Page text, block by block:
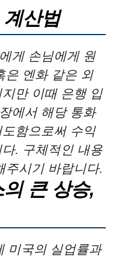
산법
게 손님에게 원
은 엔화 같은 외
만 이때 은행 입
에서 해당 통화
함으로써 수익
. 구체적인 내용
주시기 바랍니다.
큰 상승,
미국의 실업률과